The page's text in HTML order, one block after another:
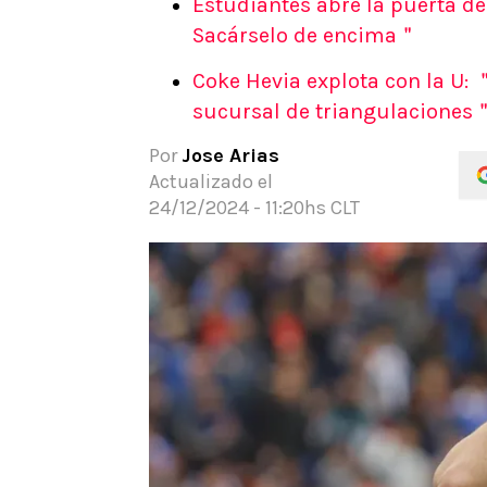
Pronósticos
Apuesta del día
Sacárselo de encima＂
Coke Hevia explota con la
sucursal de triangulaciones
Por Jose Arias
Actualizado el
24/12/2024 - 11:20hs CLT